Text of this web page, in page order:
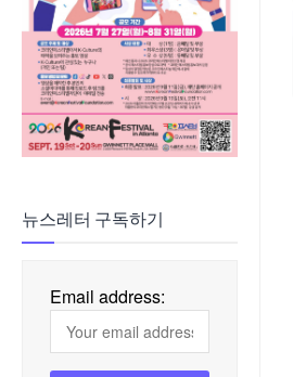
뉴스레터 구독하기
Email address: